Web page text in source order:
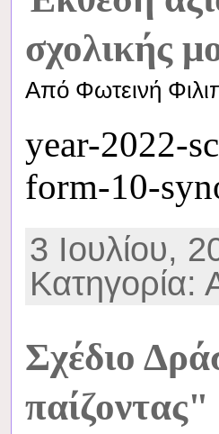
σχολικής
Από Φωτεινή
year-2022-
form-10-
3 Ιουλίου,
Κατηγορία:
Σχέδιο
παίζοντας"